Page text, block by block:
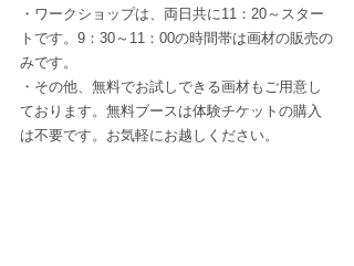
・ワークショップは、両日共に11：20～スター
トです。9：30～11：00の時間帯は画材の販売の
みです。
・その他、無料でお試しできる画材もご用意し
ております。無料ブースは体験チケットの購入
は不要です。お気軽にお越しください。